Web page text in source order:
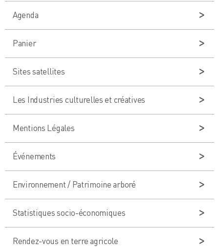
Agenda
Panier
Sites satellites
Les Industries culturelles et créatives
Mentions Légales
Événements
Environnement / Patrimoine arboré
Statistiques socio-économiques
Rendez-vous en terre agricole